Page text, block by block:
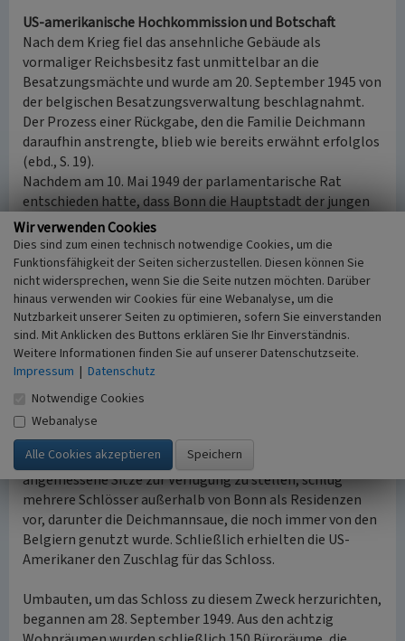
US-amerikanische Hochkommission und Botschaft
Nach dem Krieg fiel das ansehnliche Gebäude als
vormaliger Reichsbesitz fast unmittelbar an die
Besatzungsmächte und wurde am 20. September 1945 von
der belgischen Besatzungsverwaltung beschlagnahmt.
Der Prozess einer Rückgabe, den die Familie Deichmann
daraufhin anstrengte, blieb wie bereits erwähnt erfolglos
(ebd., S. 19).
Nachdem am 10. Mai 1949 der parlamentarische Rat
entschieden hatte, dass Bonn die Hauptstadt der jungen
Bundesrepublik werden sollte, mussten nicht nur für die
deutschen Regierungsinstitutionen passende Gebäude
gefunden werden, sondern auch für die der Alliierten:
„Laut Besatzungsstatut vom April 1949 sollten die
Militärgouverneure durch Hohe Kommissare abgelöst
werden, die als zivile Besatzungsverwaltungen die
Interessen der Alliierten gegenüber der Bundesregierung
vertraten. Eine gemeinsame Vertretung, die Alliierte Hohe
Kommission, sollte ihren Sitz in räumlicher Nähe zur
provisorischen Bundeshauptstadt erhalten, mußte aber
außerhalb der besatzungsfrei zu haltenden 'Bundeszone'
liegen“(ebd, S. 19).
Die Bundesregierung, die die Aufgabe erhielt,
angemessene Sitze zur Verfügung zu stellen, schlug
mehrere Schlösser außerhalb von Bonn als Residenzen
vor, darunter die Deichmannsaue, die noch immer von den
Belgiern genutzt wurde. Schließlich erhielten die US-
Amerikaner den Zuschlag für das Schloss.
Umbauten, um das Schloss zu diesem Zweck herzurichten,
begannen am 28. September 1949. Aus den achtzig
Wir verwenden Cookies
Dies sind zum einen technisch notwendige Cookies, um die
Funktionsfähigkeit der Seiten sicherzustellen. Diesen können Sie
nicht widersprechen, wenn Sie die Seite nutzen möchten. Darüber
hinaus verwenden wir Cookies für eine Webanalyse, um die
Nutzbarkeit unserer Seiten zu optimieren, sofern Sie einverstanden
sind. Mit Anklicken des Buttons erklären Sie Ihr Einverständnis.
Weitere Informationen finden Sie auf unserer Datenschutzseite.
Impressum | Datenschutz
Notwendige Cookies
Webanalyse